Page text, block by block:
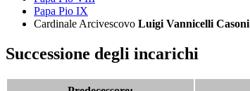
Papa Pio IX
Cardinale Arcivescovo Luigi Vannicelli Casoni
Successione degli incarichi